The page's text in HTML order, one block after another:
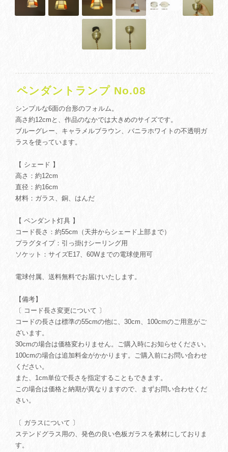
ペンダントランプ No.08
シンプルな6面の台形のフォルム。
高さ約12cmと、作品のなかでは大きめのサイズです。
ブルーグレー、キャラメルブラウン、バニラホワイトの不透明ガ
ラスを使っています。
【 シェード 】
高さ：約12cm
直径：約16cm
材料：ガラス、銅、はんだ
【 ペンダント灯具 】
コード長さ：約55cm（天井からシェード上部まで）
プラグタイプ：引っ掛けシーリング用
ソケット：サイズE17、60Wまでの電球使用可
電球付属、送料無料でお届けいたします。
【備考】
〔 コード長さ変更について 〕
コードの長さは標準の55cmの他に、30cm、100cmのご用意がご
ざいます。
30cmの場合は価格変わりません。ご購入時にお知らせください。
100cmの場合は追加料金がかかります。ご購入前にお問い合わせ
ください。
また、1cm単位で長さを指定することもできます。
この場合は価格と納期が異なりますので、まずお問い合わせくだ
さい。
〔 ガラスについて 〕
ステンドグラス用の、発色の良い色板ガラスを素材にしておりま
す。